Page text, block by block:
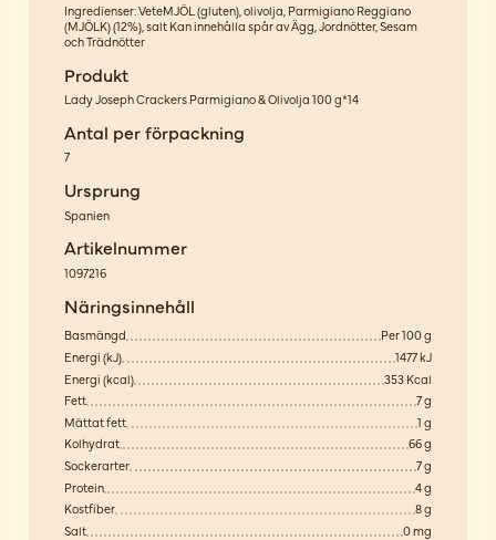
Ingredienser: VeteMJÖL (gluten), olivolja, Parmigiano Reggiano
(MJÖLK) (12%), salt Kan innehålla spår av Ägg, Jordnötter, Sesam
och Trädnötter
Produkt
Lady Joseph Crackers Parmigiano & Olivolja 100 g*14
Antal per förpackning
7
Ursprung
Spanien
Artikelnummer
1097216
Näringsinnehåll
Basmängd
Per 100 g
Energi (kJ)
1477 kJ
Energi (kcal)
353 Kcal
Fett
7 g
Mättat fett
1 g
Kolhydrat
66 g
Sockerarter
7 g
Protein
4 g
Kostfiber
8 g
Salt
0 mg